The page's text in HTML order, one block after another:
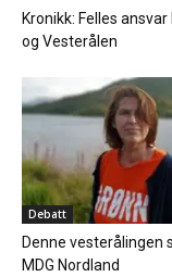
Kronikk: Felles
og Vesterålen
Debatt
Denne vesterålingen
MDG Nordland